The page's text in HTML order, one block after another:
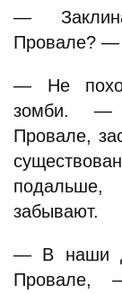
—
Провале? —
— Не
зомби. —
Провале,
забывают.
— В наши
Провале,